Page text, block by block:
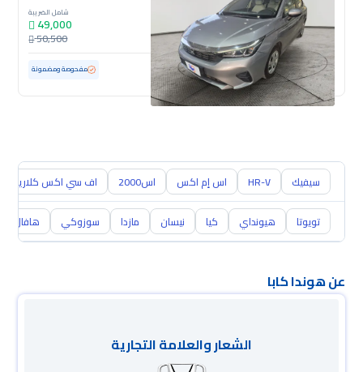
شامل الضريبة
49,000
50,500
مستعملة 54,923 كم مفحوصة ومضمونة
سيفيك HR-V اس إم اكس اس2000 اف سي اكس كلاريتي
تويوتا هيونداي كيا نيسان مازدا سوزوكي هافال
عن هوندا كابا
الشعار والعلامة التجارية